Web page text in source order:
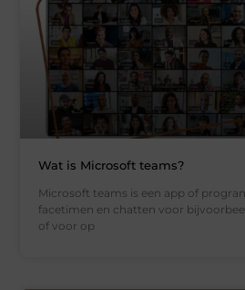
Wat is Microsoft teams?
Microsoft teams is een app of
facetimen en chatten voor
of voor op